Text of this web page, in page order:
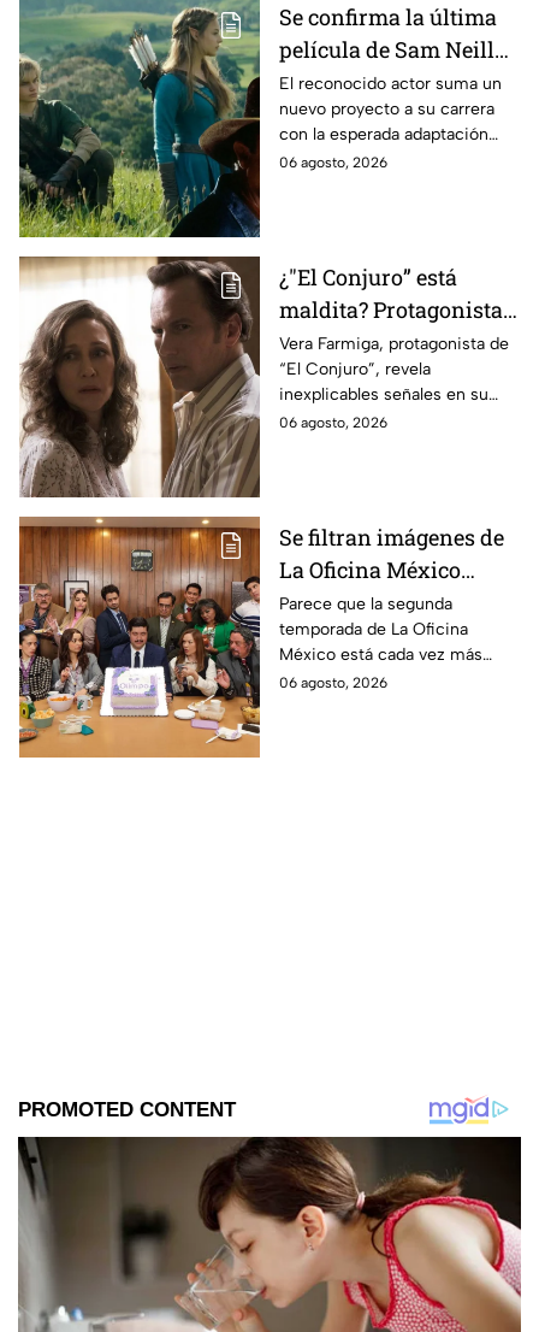
Se confirma la última
película de Sam Neill
antes de morir: esto es
lo que se sabe hasta
ahora
El reconocido actor suma un
nuevo proyecto a su carrera
con la esperada adaptación
cinematográfica del popular
06 agosto, 2026
¿"El Conjuro” está
maldita? Protagonista
revela INQUIETANTES
señales en su cuerpo
durante la grabación de
la película
Vera Farmiga, protagonista de
“El Conjuro”, revela
inexplicables señales en su
cuerpo durante el rodaje de la
06 agosto, 2026
Se filtran imágenes de
La Oficina México
temporada 2 y un
detalle desata teorías
entre los fans
Parece que la segunda
temporada de La Oficina
México está cada vez más
cerca, pues el elenco ya se
06 agosto, 2026